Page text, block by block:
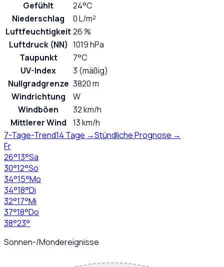
Gefühlt
24°C
Niederschlag
0 L/m²
Luftfeuchtigkeit26 %
Luftdruck (NN) 1019 hPa
Taupunkt
7°C
UV-Index
3 (mäßig)
Nullgradgrenze 3820 m
Windrichtung
W
Windböen
32 km/h
Mittlerer Wind
13 km/h
7-Tage-Trend14 Tage →Stündliche Prognose →
Fr
26°13°Sa
30°12°So
34°15°Mo
34°18°Di
32°17°Mi
37°18°Do
38°23°
Sonnen-/Mondereignisse